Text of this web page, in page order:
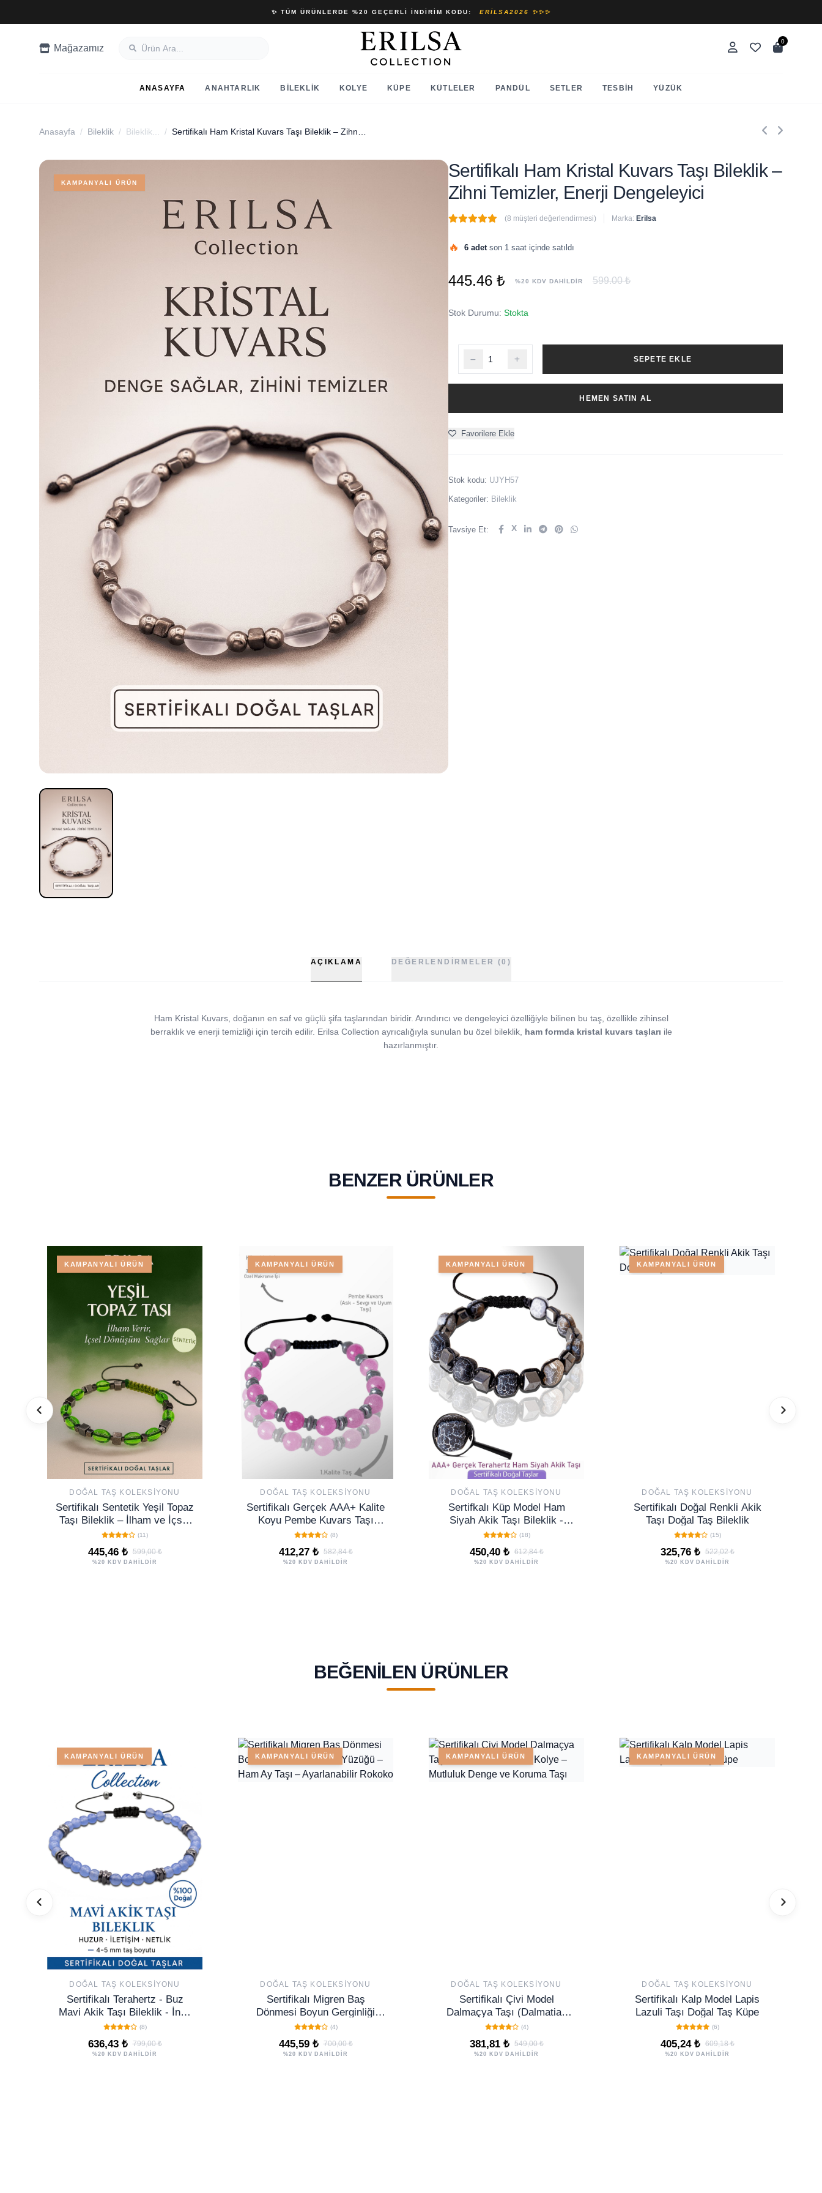
✨ TÜM ÜRÜNLERDE %20 GEÇERLI İNDIRIM KODU: ERILSA2026 ✨✨✨
Mağazamız
0
ANASAYFA ANAHTARLIK BILEKLIK KOLYE KÜPE KÜTLELER PANDÜL SETLER TESBIH YÜZÜK
Anasayfa / Bileklik / Bileklik... /
KAMPANYALI ÜRÜN
Sertifikalı Ham Kristal Kuvars Taşı Bileklik –
Zihni Temizler, Enerji Dengeleyici
(8 müşteri değerlendirmesi) Marka: Erilsa
🔥 6 adetson 1 saat içinde satıldı
445.46 ₺ %20 KDV DAHİLDİR 599.00 ₺
Stok Durumu: Stokta
SEPETE EKLE
HEMEN SATIN AL
Favorilere Ekle
Stok kodu: UJYH57
Kategoriler: Bileklik
Tavsiye Et: X
AÇIKLAMA DEĞERLENDIRMELER (0)
Ham Kristal Kuvars, doğanın en saf ve güçlü şifa taşlarından biridir. Arındırıcı ve dengeleyici özelliğiyle bilinen bu taş, özellikle zihinsel
berraklık ve enerji temizliği için tercih edilir. Erilsa Collection ayrıcalığıyla sunulan bu özel bileklik, ham formda kristal kuvars taşları ile
hazırlanmıştır.
BENZER ÜRÜNLER
KAMPANYALI ÜRÜN
DOĞAL TAŞ KOLEKSIYONU
Sertifikalı Sentetik Yeşil Topaz
Taşı Bileklik – İlham ve İçsel
Dönüşüm Enerjisi
(11)
445,46 ₺ 599,00 ₺
%20 KDV DAHİLDİR
KAMPANYALI ÜRÜN
DOĞAL TAŞ KOLEKSIYONU
Sertifikalı Gerçek AAA+ Kalite
Koyu Pembe Kuvars Taşı
Bileklik(8)
412,27 ₺ 582,84 ₺
%20 KDV DAHİLDİR
KAMPANYALI ÜRÜN
DOĞAL TAŞ KOLEKSIYONU
Sertifkalı Küp Model Ham
Siyah Akik Taşı Bileklik -
Ayarlamalı
(18)
450,40 ₺ 612,84 ₺
%20 KDV DAHİLDİR
KAMPANYALI ÜRÜN
DOĞAL TAŞ KOLEKSIYONU
Sertifikalı Doğal Renkli Akik
Taşı Doğal Taş Bileklik
(15)
325,76 ₺ 522,02 ₺
%20 KDV DAHİLDİR
BEĞENILEN ÜRÜNLER
KAMPANYALI ÜRÜN
DOĞAL TAŞ KOLEKSIYONU
Sertifikalı Terahertz - Buz
Mavi Akik Taşı Bileklik - İnce
Model Sakinlik ve Ruhsal
Ferahlık
(8)
636,43 ₺ 799,00 ₺
%20 KDV DAHİLDİR
KAMPANYALI ÜRÜN
DOĞAL TAŞ KOLEKSIYONU
Sertifikalı Migren Baş
Dönmesi Boyun Gerginliği
Enerji Yüzüğü – Ham Ay Taşı
– Ayarlanabilir Rokoko
(4)
445,59 ₺ 700,00 ₺
%20 KDV DAHİLDİR
KAMPANYALI ÜRÜN
DOĞAL TAŞ KOLEKSIYONU
Sertifikalı Çivi Model
Dalmaçya Taşı (Dalmatian
Jasper) Kolye – Mutluluk
Denge ve Koruma Taşı
(4)
381,81 ₺ 549,00 ₺
%20 KDV DAHİLDİR
KAMPANYALI ÜRÜN
DOĞAL TAŞ KOLEKSIYONU
Sertifikalı Kalp Model Lapis
Lazuli Taşı Doğal Taş Küpe
(6)
405,24 ₺ 609,18 ₺
%20 KDV DAHİLDİR